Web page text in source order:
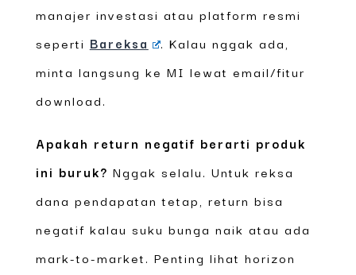
manajer investasi atau platform resmi
seperti Bareksa
. Kalau nggak ada,
minta langsung ke MI lewat email/fitur
download.
Apakah return negatif berarti produk
ini buruk? Nggak selalu. Untuk reksa
dana pendapatan tetap, return bisa
negatif kalau suku bunga naik atau ada
mark-to-market. Penting lihat horizon